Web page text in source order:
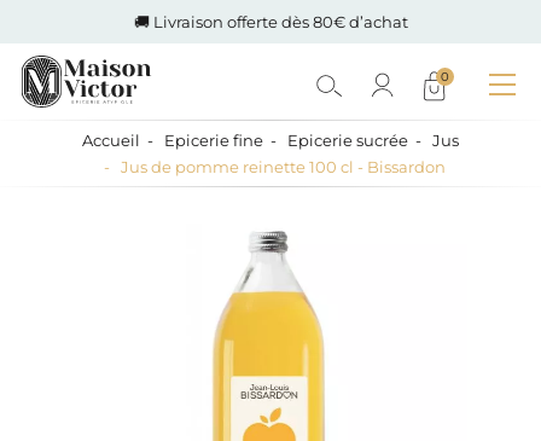
🚚 Livraison offerte dès 80€ d’achat
0
Accueil Epicerie fine Epicerie sucrée
Jus
Jus de pomme reinette 100 cl - Bissardon